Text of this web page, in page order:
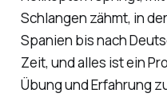
Schlangen zähmt, in
Spanien bis nach
Zeit, und alles ist ein
Übung und Erfahrung